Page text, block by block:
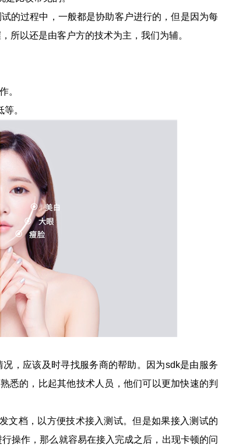
的过程中，一般都是协助客户进行的，但是因为每
所以还是由客户方的技术为主，我们为辅。
。
。
，应该及时寻找服务商的帮助。因为sdk是由服务
悉的，比起其他技术人员，他们可以更加快速的判
文档，以方便技术接入测试。但是如果接入测试的
操作，那么就容易在接入完成之后，出现卡顿的问